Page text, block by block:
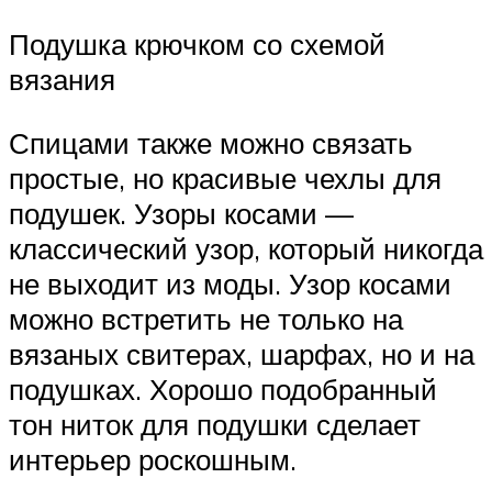
Подушка крючком со схемой
вязания
Спицами также можно связать
простые, но красивые чехлы для
подушек. Узоры косами —
классический узор, который никогда
не выходит из моды. Узор косами
можно встретить не только на
вязаных свитерах, шарфах, но и на
подушках. Хорошо подобранный
тон ниток для подушки сделает
интерьер роскошным.